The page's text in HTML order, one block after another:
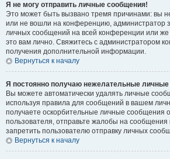
Я не могу отправить личные сообщения!
Это может быть вызвано тремя причинами: вы
или не вошли на конференцию, администратор
личных сообщений на всей конференции или
это вам лично. Свяжитесь с администратором
получения дополнительной информации.
Вернуться к началу
Я постоянно получаю нежелательные
Вы можете автоматически удалять личные
используя правила для сообщений в вашем
получаете оскорбительные личные сообщения
пользователя, отправьте жалобы на
запретить пользователю отправку личных
Вернуться к началу